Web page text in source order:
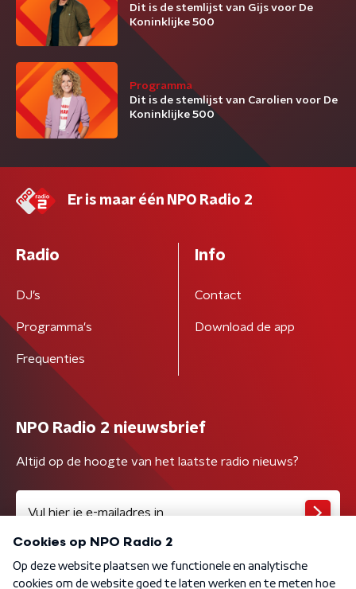
Dit is de stemlijst van Gijs voor De
Koninklijke 500
Programma
Dit is de stemlijst van Carolien voor De
Koninklijke 500
Er is maar één NPO Radio 2
Radio
DJ’s
Programma's
Frequenties
Info
Contact
Download de app
NPO Radio 2 nieuwsbrief
Altijd op de hoogte van het laatste radio nieuws?